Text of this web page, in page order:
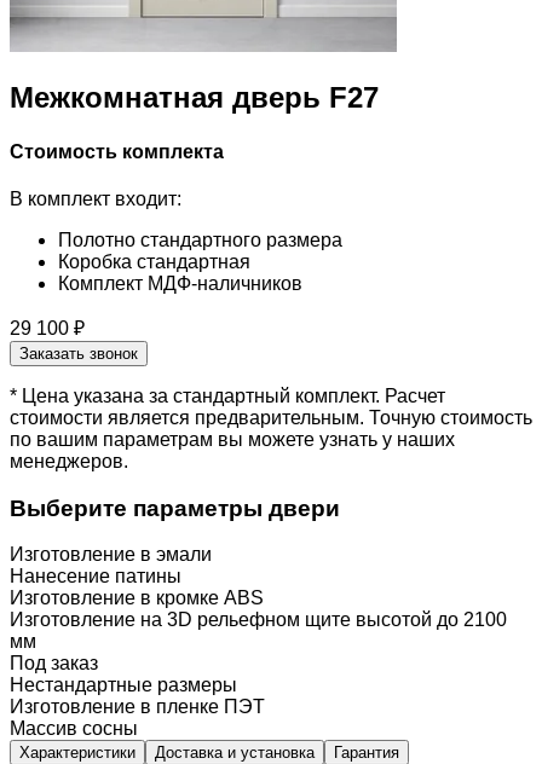
Межкомнатная дверь F27
Стоимость комплекта
В комплект входит:
Полотно стандартного размера
Коробка стандартная
Комплект МДФ-наличников
29 100 ₽
Заказать звонок
* Цена указана за стандартный комплект. Расчет
стоимости является предварительным. Точную стоимость
по вашим параметрам вы можете узнать у наших
менеджеров.
Выберите параметры двери
Изготовление в эмали
Нанесение патины
Изготовление в кромке ABS
Изготовление на 3D рельефном щите высотой до 2100
мм
Под заказ
Нестандартные размеры
Изготовление в пленке ПЭТ
Массив сосны
Характеристики Доставка и установка Гарантия